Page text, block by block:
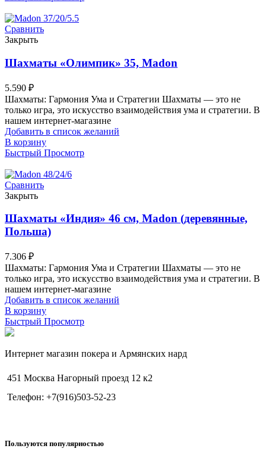
Сравнить
Закрыть
Шахматы «Олимпик» 35, Madon
5.590 ₽
Шахматы: Гармония Ума и Стратегии Шахматы — это не
только игра, это искусство взаимодействия ума и стратегии. В
нашем интернет-магазине
Добавить в список желаний
В корзину
Быстрый Просмотр
Сравнить
Закрыть
Шахматы «Индия» 46 см, Madon (деревянные,
Польша)
7.306 ₽
Шахматы: Гармония Ума и Стратегии Шахматы — это не
только игра, это искусство взаимодействия ума и стратегии. В
нашем интернет-магазине
Добавить в список желаний
В корзину
Быстрый Просмотр
Интернет магазин покера и Армянских нард
451 Москва Нагорный проезд 12 к2
Телефон: +7(916)503-52-23
Пользуются популярностью